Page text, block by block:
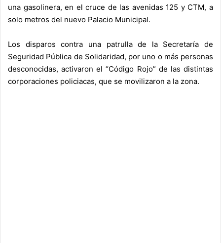
una gasolinera, en el cruce de las avenidas 125 y CTM, a
solo metros del nuevo Palacio Municipal.
Los disparos contra una patrulla de la Secretaría de
Seguridad Pública de Solidaridad, por uno o más personas
desconocidas, activaron el “Código Rojo” de las distintas
corporaciones policiacas, que se movilizaron a la zona.